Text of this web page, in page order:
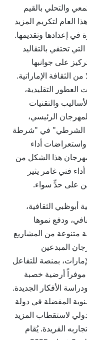
والتحلي بالقيم
العام لتكريم المزيد
في إعدادها وتقديمها.
تحتفي بالتقاليد
على جوانبها
الثقافة الإماراتية.
التقليدية،
والتقنيات
الرئيسي،
الشرطي" في "شرطة
أداء
هذا الشكل من
فني غامر يثير
على حدٍّ سواء.
الثقافية،
ودفع نموها
متنوعة من المشاريع
المبدعين
بمنصة للتفاعل
موفراً أرضية خصبة
الأفكار الجديدة.
المفضلة في دولة
لاستقطاب المزيد
الفريدة. يُقام